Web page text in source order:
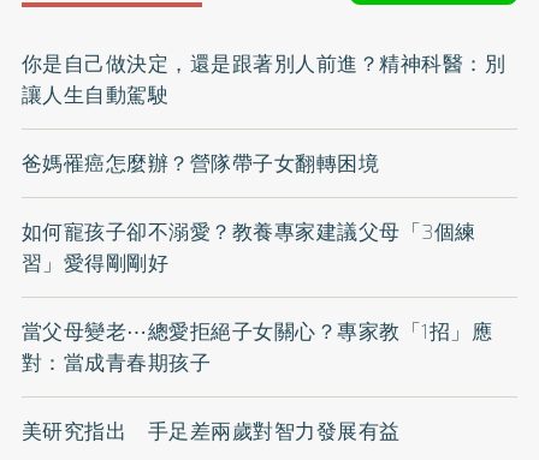
你是自己做決定，還是跟著別人前進？精神科醫：別
讓人生自動駕駛
爸媽罹癌怎麼辦？營隊帶子女翻轉困境
如何寵孩子卻不溺愛？教養專家建議父母「3個練
習」愛得剛剛好
當父母變老⋯總愛拒絕子女關心？專家教「1招」應
對：當成青春期孩子
美研究指出 手足差兩歲對智力發展有益